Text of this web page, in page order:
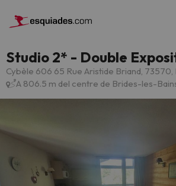
Studio 2* - Double
Cybèle 606 65 Rue Aristide Briand,
A 806.5 m del centre de Brides-les-